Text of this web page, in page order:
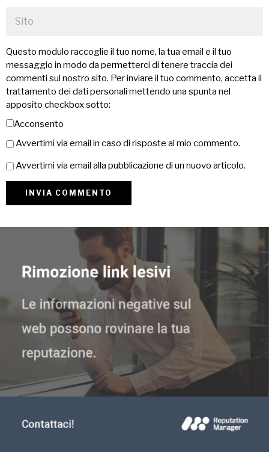
Questo modulo raccoglie il tuo nome, la tua email e il tuo
messaggio in modo da permetterci di tenere traccia dei
commenti sul nostro sito. Per inviare il tuo commento, accetta il
trattamento dei dati personali mettendo una spunta nel
apposito checkbox sotto:
Acconsento
Avvertimi via email in caso di risposte al mio commento.
Avvertimi via email alla pubblicazione di un nuovo articolo.